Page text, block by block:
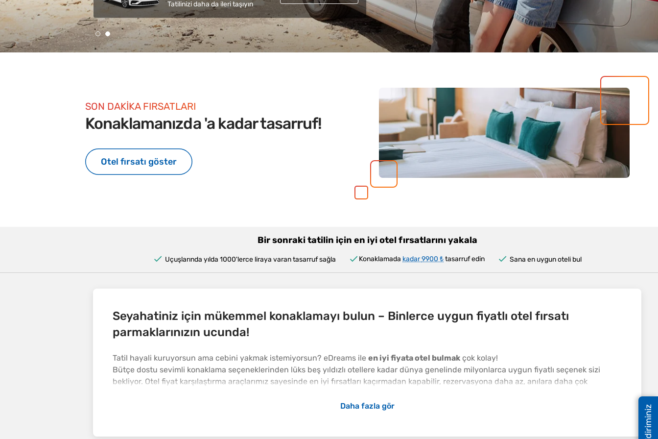
SON DAKİKA FIRSATLARI
Konaklamanızda 'a kadar tasarruf!
Otel fırsatı göster
Bir sonraki tatilin için en iyi otel fırsatlarını yakala
Uçuşlarında yılda 1000'lerce liraya varan tasarruf sağla Konaklamada kadar9900 ₺tasarruf edin Sana en uygun oteli bul
Tatilinizi daha da ileri taşıyın
Seyahatiniz için mükemmel konaklamayı bulun – Binlerce uygun fiyatlı otel fırsatı
parmaklarınızın ucunda!
Tatil hayali kuruyorsun ama cebini yakmak istemiyorsun? eDreams ile en iyi fiyata otel bulmak çok kolay!
Bütçe dostu sevimli konaklama seçeneklerinden lüks beş yıldızlı otellere kadar dünya genelinde milyonlarca uygun fiyatlı seçenek sizi
bekliyor. Otel fiyat karşılaştırma araçlarımız sayesinde en iyi fırsatları kaçırmadan kapabilir, rezervasyona daha az, anılara daha çok
Neden eDreams ile rezervasyon yapmalısınız?
Daha fazla gör